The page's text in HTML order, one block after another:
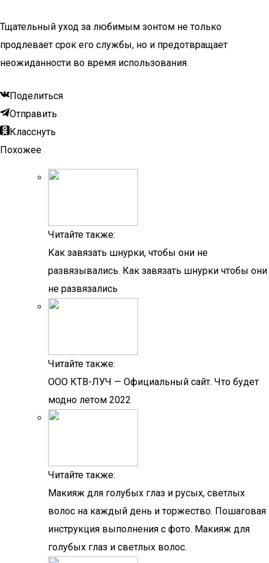
Тщательный уход за любимым зонтом не только
продлевает срок его службы, но и предотвращает
неожиданности во время использования.
Поделиться
Отправить
Класснуть
Похожее
Читайте также:
Как завязать шнурки, чтобы они не
развязывались. Как завязать шнурки чтобы они
не развязались
Читайте также:
OOO КТВ-ЛУЧ — Официальный сайт. Что будет
модно летом 2022
Читайте также:
Макияж для голубых глаз и русых, светлых
волос на каждый день и торжество. Пошаговая
инструкция выполнения с фото. Макияж для
голубых глаз и светлых волос.